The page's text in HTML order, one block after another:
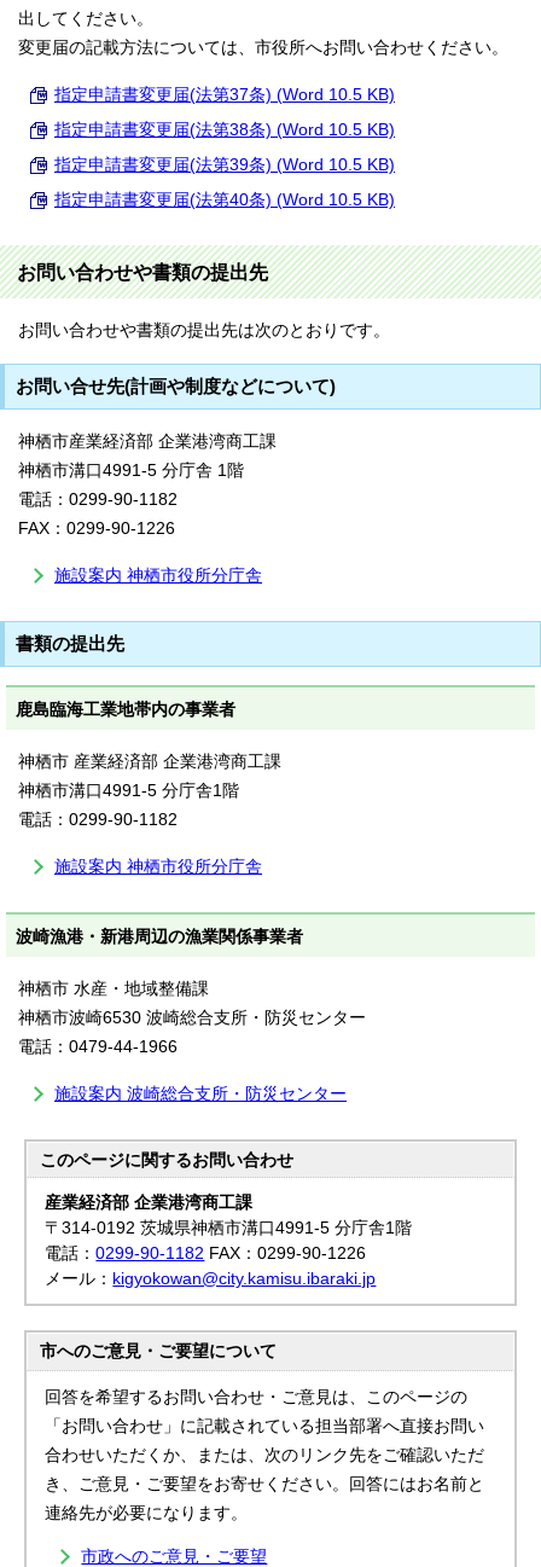
出してください。
変更届の記載方法については、市役所へお問い合わせください。
指定申請書変更届(法第37条) (Word 10.5 KB)
指定申請書変更届(法第38条) (Word 10.5 KB)
指定申請書変更届(法第39条) (Word 10.5 KB)
指定申請書変更届(法第40条) (Word 10.5 KB)
お問い合わせや書類の提出先
お問い合わせや書類の提出先は次のとおりです。
お問い合せ先(計画や制度などについて)
神栖市産業経済部 企業港湾商工課
神栖市溝口4991-5 分庁舎 1階
電話：0299-90-1182
FAX：0299-90-1226
施設案内 神栖市役所分庁舎
書類の提出先
鹿島臨海工業地帯内の事業者
神栖市 産業経済部 企業港湾商工課
神栖市溝口4991-5 分庁舎1階
電話：0299-90-1182
施設案内 神栖市役所分庁舎
波崎漁港・新港周辺の漁業関係事業者
神栖市 水産・地域整備課
神栖市波崎6530 波崎総合支所・防災センター
電話：0479-44-1966
施設案内 波崎総合支所・防災センター
このページに関するお問い合わせ
産業経済部 企業港湾商工課
〒314-0192 茨城県神栖市溝口4991-5 分庁舎1階
電話：0299-90-1182 FAX：0299-90-1226
メール： kigyokowan@city.kamisu.ibaraki.jp
市へのご意見・ご要望について
回答を希望するお問い合わせ・ご意見は、このページの
「お問い合わせ」に記載されている担当部署へ直接お問い
合わせいただくか、または、次のリンク先をご確認いただ
き、ご意見・ご要望をお寄せください。回答にはお名前と
連絡先が必要になります。
市政へのご意見・ご要望